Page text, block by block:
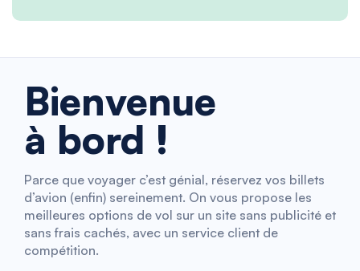
Bienvenue
à bord !
Parce que voyager c’est génial, réservez vos billets
d’avion (enfin) sereinement. On vous propose les
meilleures options de vol sur un site sans publicité et
sans frais cachés, avec un service client de
compétition.